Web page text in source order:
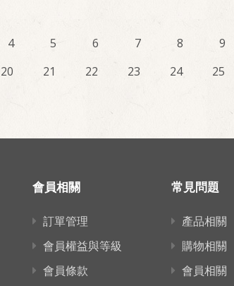
4 5 6 7 8 9
20 21 22 23 24 25
會員相關
訂單管理
會員權益與等級
會員條款
常見問題
產品相關
購物相關
會員相關